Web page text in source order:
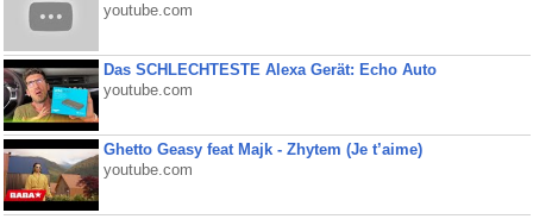
youtube.com
Das SCHLECHTESTE Alexa Gerät: Echo Auto
youtube.com
Ghetto Geasy feat Majk - Zhytem (Je t’aime)
youtube.com